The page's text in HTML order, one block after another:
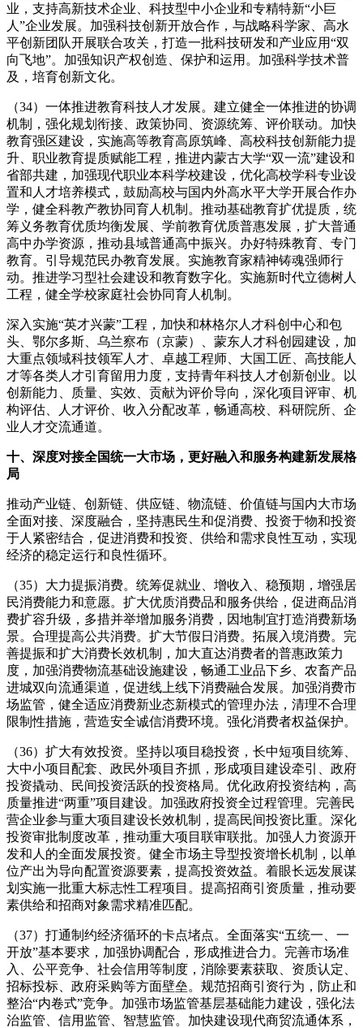
业，支持高新技术企业、科技型中小企业和专精特新“小巨
人”企业发展。加强科技创新开放合作，与战略科学家、高水
平创新团队开展联合攻关，打造一批科技研发和产业应用“双
向飞地”。加强知识产权创造、保护和运用。加强科学技术普
及，培育创新文化。
（34）一体推进教育科技人才发展。建立健全一体推进的协调
机制，强化规划衔接、政策协同、资源统筹、评价联动。加快
教育强区建设，实施高等教育高原筑峰、高校科技创新能力提
升、职业教育提质赋能工程，推进内蒙古大学“双一流”建设和
省部共建，加强现代职业本科学校建设，优化高校学科专业设
置和人才培养模式，鼓励高校与国内外高水平大学开展合作办
学，健全科教产教协同育人机制。推动基础教育扩优提质，统
筹义务教育优质均衡发展、学前教育优质普惠发展，扩大普通
高中办学资源，推动县域普通高中振兴。办好特殊教育、专门
教育。引导规范民办教育发展。实施教育家精神铸魂强师行
动。推进学习型社会建设和教育数字化。实施新时代立德树人
工程，健全学校家庭社会协同育人机制。
深入实施“英才兴蒙”工程，加快和林格尔人才科创中心和包
头、鄂尔多斯、乌兰察布（京蒙）、蒙东人才科创园建设，加
大重点领域科技领军人才、卓越工程师、大国工匠、高技能人
才等各类人才引育留用力度，支持青年科技人才创新创业。以
创新能力、质量、实效、贡献为评价导向，深化项目评审、机
构评估、人才评价、收入分配改革，畅通高校、科研院所、企
业人才交流通道。
十、深度对接全国统一大市场，更好融入和服务构建新发展格
局
推动产业链、创新链、供应链、物流链、价值链与国内大市场
全面对接、深度融合，坚持惠民生和促消费、投资于物和投资
于人紧密结合，促进消费和投资、供给和需求良性互动，实现
经济的稳定运行和良性循环。
（35）大力提振消费。统筹促就业、增收入、稳预期，增强居
民消费能力和意愿。扩大优质消费品和服务供给，促进商品消
费扩容升级，多措并举增加服务消费，因地制宜打造消费新场
景。合理提高公共消费。扩大节假日消费。拓展入境消费。完
善提振和扩大消费长效机制，加大直达消费者的普惠政策力
度，加强消费物流基础设施建设，畅通工业品下乡、农畜产品
进城双向流通渠道，促进线上线下消费融合发展。加强消费市
场监管，健全适应消费新业态新模式的管理办法，清理不合理
限制性措施，营造安全诚信消费环境。强化消费者权益保护。
（36）扩大有效投资。坚持以项目稳投资，长中短项目统筹、
大中小项目配套、政民外项目齐抓，形成项目建设牵引、政府
投资撬动、民间投资活跃的投资格局。优化政府投资结构，高
质量推进“两重”项目建设。加强政府投资全过程管理。完善民
营企业参与重大项目建设长效机制，提高民间投资比重。深化
投资审批制度改革，推动重大项目联审联批。加强人力资源开
发和人的全面发展投资。健全市场主导型投资增长机制，以单
位产出为导向配置资源要素，提高投资效益。着眼长远发展谋
划实施一批重大标志性工程项目。提高招商引资质量，推动要
素供给和招商对象需求精准匹配。
（37）打通制约经济循环的卡点堵点。全面落实“五统一、一
开放”基本要求，加强协调配合，形成推进合力。完善市场准
入、公平竞争、社会信用等制度，消除要素获取、资质认定、
招标投标、政府采购等方面壁垒。规范招商引资行为，防止和
整治“内卷式”竞争。加强市场监管基层基础能力建设，强化法
治监管、信用监管、智慧监管。加快建设现代商贸流通体系，